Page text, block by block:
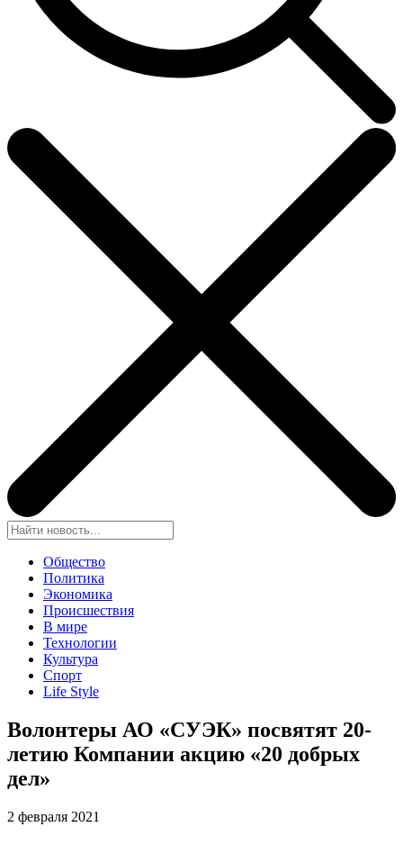
Общество
Политика
Экономика
Происшествия
В мире
Технологии
Культура
Спорт
Life Style
Волонтеры АО «СУЭК» посвятят 20-
летию Компании акцию «20 добрых
дел»
2 февраля 2021